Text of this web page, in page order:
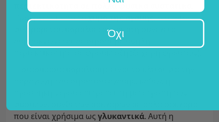
περιεκτικότητα σε πολλά φυσικά συστατικά.
Προέρχεται από τοχυμό της αγαύης,ο οποίος
φιλτράρεται, υδρολύεται και στη συνέχεια
συμπυκνώνεται σε σιρόπι με υψηλή
που είναι χρήσιμα ως γλυκαντικά. Αυτή η
Όχι